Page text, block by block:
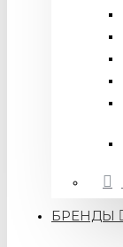
БРЕНДЫ